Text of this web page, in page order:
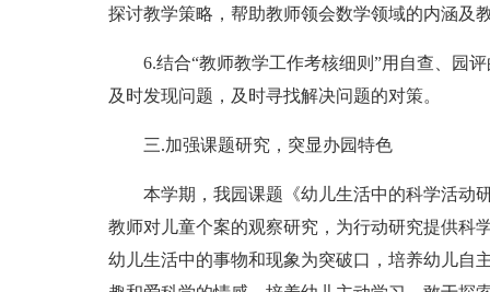
探讨教学策略，帮助教师领会数学领域的内涵及
6.结合“教师教学工作考核细则”用自查、园
及时发现问题，及时寻找解决问题的对策。
三.加强课题研究，突显办园特色
本学期，我园课题《幼儿生活中的科学活动
教师对儿童个案的观察研究，为行动研究提供科
幼儿生活中的事物和现象为突破口，培养幼儿自